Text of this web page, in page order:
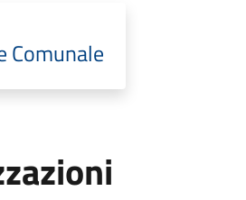
Comunale